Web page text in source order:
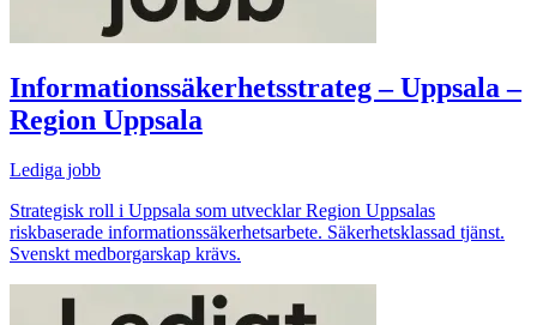
Informationssäkerhetsstrateg – Uppsala –
Region Uppsala
Lediga jobb
Strategisk roll i Uppsala som utvecklar Region Uppsalas
riskbaserade informationssäkerhetsarbete. Säkerhetsklassad tjänst.
Svenskt medborgarskap krävs.